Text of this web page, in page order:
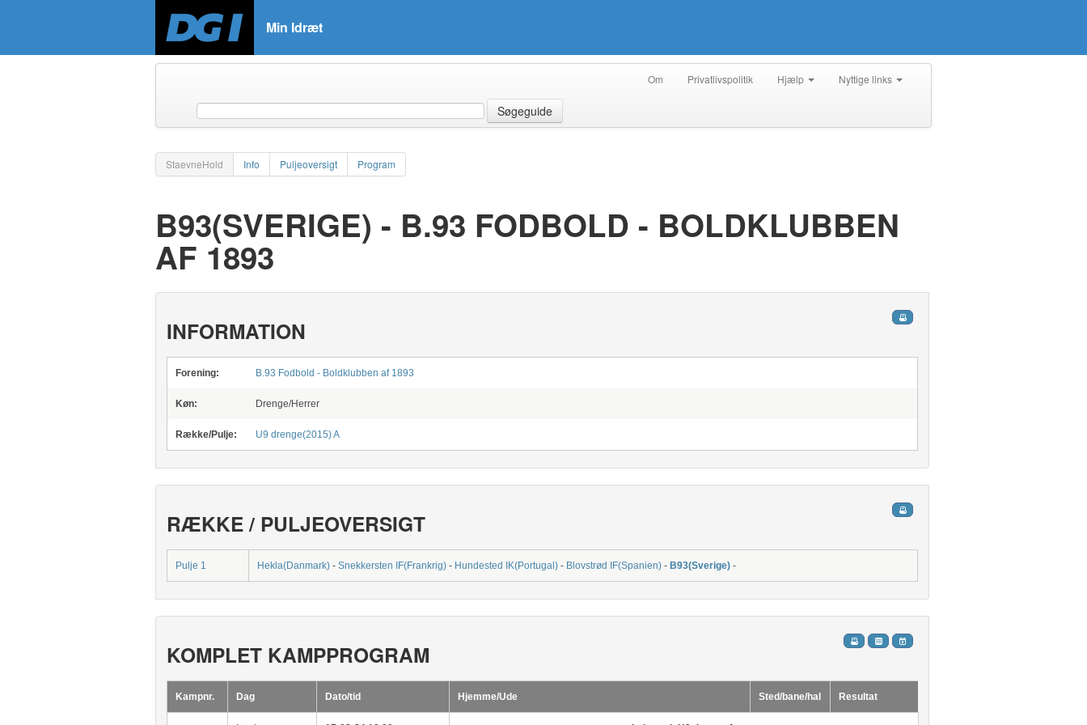
Min Idræt
Om Privatlivspolitik Hjælp Nyttige links
Søgeguide
StaevneHold Info Puljeoversigt Program
B93(SVERIGE) - B.93 FODBOLD - BOLDKLUBBEN
AF 1893
INFORMATION
Forening: B.93 Fodbold - Boldklubben af 1893
Køn: Drenge/Herrer
Række/Pulje: U9 drenge(2015) A
RÆKKE / PULJEOVERSIGT
Pulje 1 Hekla(Danmark)- Snekkersten IF(Frankrig)- Hundested IK(Portugal)- Blovstrød IF(Spanien)- B93(Sverige) -
KOMPLET KAMPPROGRAM
Kampnr. Dag Dato/tid Hjemme/Ude Sted/bane/hal Resultat